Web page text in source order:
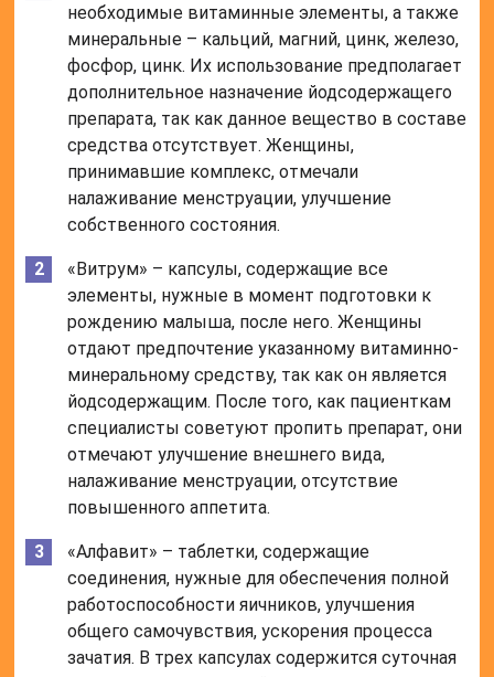
необходимые витаминные элементы, а также
минеральные – кальций, магний, цинк, железо,
фосфор, цинк. Их использование предполагает
дополнительное назначение йодсодержащего
препарата, так как данное вещество в составе
средства отсутствует. Женщины,
принимавшие комплекс, отмечали
налаживание менструации, улучшение
собственного состояния.
«Витрум» – капсулы, содержащие все
элементы, нужные в момент подготовки к
рождению малыша, после него. Женщины
отдают предпочтение указанному витаминно-
минеральному средству, так как он является
йодсодержащим. После того, как пациенткам
специалисты советуют пропить препарат, они
отмечают улучшение внешнего вида,
налаживание менструации, отсутствие
повышенного аппетита.
«Алфавит» – таблетки, содержащие
соединения, нужные для обеспечения полной
работоспособности яичников, улучшения
общего самочувствия, ускорения процесса
зачатия. В трех капсулах содержится суточная